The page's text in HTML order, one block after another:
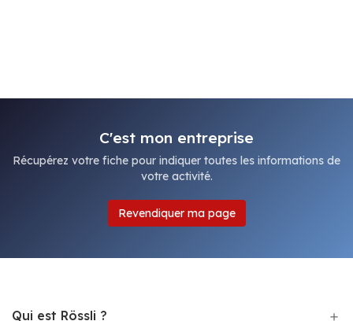
C'est mon entreprise
Récupérez votre fiche pour indiquer toutes les informations de
votre activité.
Revendiquer ma page
Qui est Rössli ?